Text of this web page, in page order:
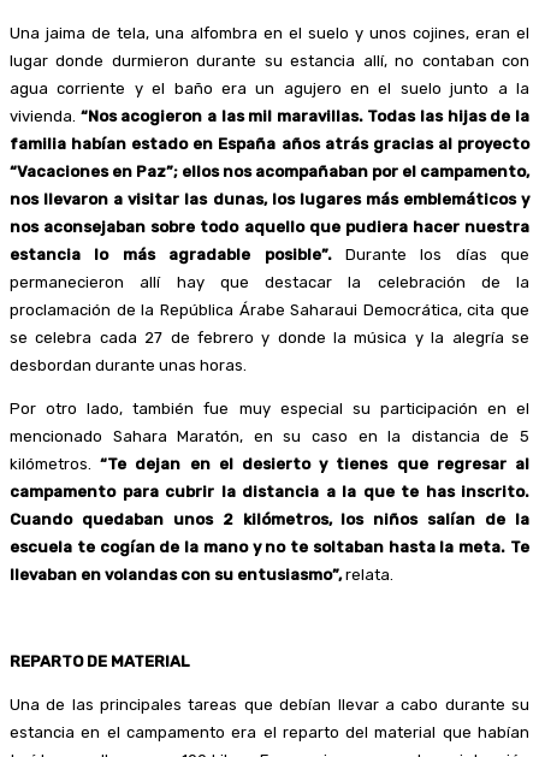
Una jaima de tela, una alfombra en el suelo y unos cojines, eran el
lugar donde durmieron durante su estancia allí, no contaban con
agua corriente y el baño era un agujero en el suelo junto a la
vivienda. “Nos acogieron a las mil maravillas. Todas las hijas de la
familia habían estado en España años atrás gracias al proyecto
“Vacaciones en Paz”; ellos nos acompañaban por el campamento,
nos llevaron a visitar las dunas, los lugares más emblemáticos y
nos aconsejaban sobre todo aquello que pudiera hacer nuestra
estancia lo más agradable posible”. Durante los días que
permanecieron allí hay que destacar la celebración de la
proclamación de la República Árabe Saharaui Democrática, cita que
se celebra cada 27 de febrero y donde la música y la alegría se
desbordan durante unas horas.
Por otro lado, también fue muy especial su participación en el
mencionado Sahara Maratón, en su caso en la distancia de 5
kilómetros.“Te dejan en el desierto y tienes que regresar al
campamento para cubrir la distancia a la que te has inscrito.
Cuando quedaban unos 2 kilómetros, los niños salían de la
escuela te cogían de la mano y no te soltaban hasta la meta. Te
llevaban en volandas con su entusiasmo”,relata.
REPARTO DE MATERIAL
Una de las principales tareas que debían llevar a cabo durante su
estancia en el campamento era el reparto del material que habían